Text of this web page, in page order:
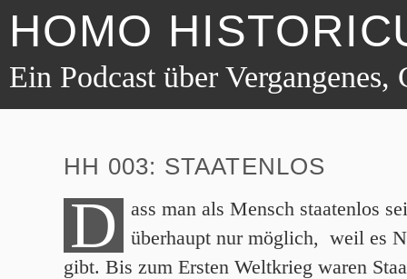
HOMO
Ein Podcast über
HH 003: STAATENLOS
D
ass man als Mensch staatenlos
überhaupt nur möglich, weil es
gibt. Bis zum Ersten Weltkrieg waren